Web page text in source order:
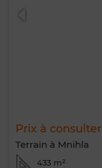
Prix à consulter
Terrain à Mnihla
433 m²